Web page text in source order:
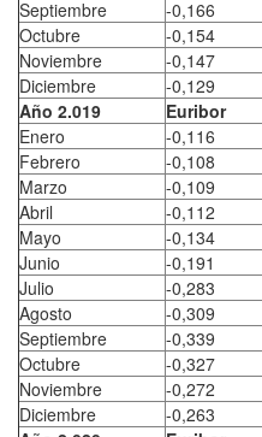
Septiembre
-0,166
Octubre
-0,154
Noviembre
-0,147
Diciembre
-0,129
Año 2.019
Euribor
Enero
-0,116
Febrero
-0,108
Marzo
-0,109
Abril
-0,112
Mayo
-0,134
Junio
-0,191
Julio
-0,283
Agosto
-0,309
Septiembre
-0,339
Octubre
-0,327
Noviembre
-0,272
Diciembre
-0,263